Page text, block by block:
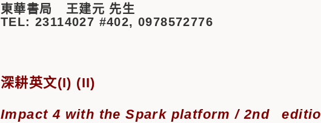
東華書局 王建元 先生
TEL: 23114027 #402, 0978572776
深耕英文(I) (II)
Impact 4 with the Spark platform/ 2nd